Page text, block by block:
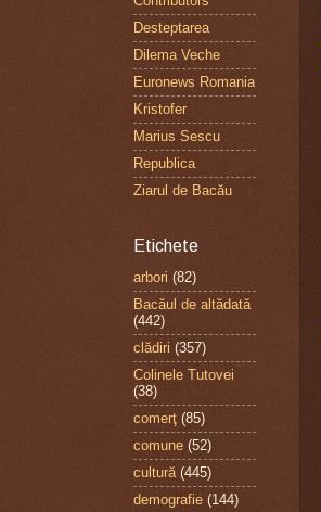
Desteptarea
Dilema Veche
Euronews Romania
Kristofer
Marius Sescu
Republica
Ziarul de Bacău
Etichete
arbori (82)
Bacăul de altădată
(442)
clădiri (357)
Colinele Tutovei
(38)
comerţ (85)
comune (52)
cultură (445)
demografie (144)